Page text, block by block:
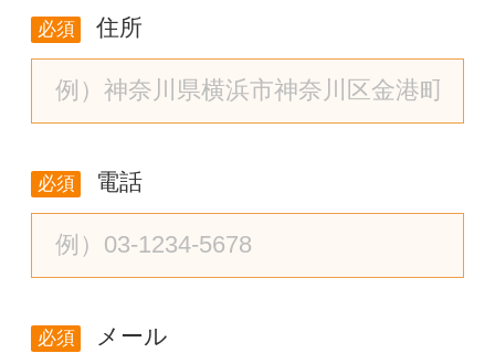
必須 住所
必須 電話
必須 メール